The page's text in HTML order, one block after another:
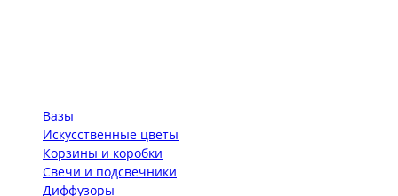
Вазы
Искусственные цветы
Корзины и коробки
Свечи и подсвечники
Диффузоры